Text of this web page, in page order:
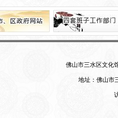
佛山市三水区文化
地址：佛山市